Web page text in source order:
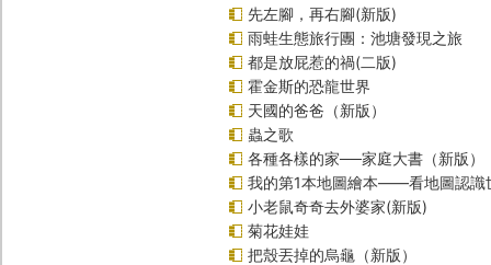
先左腳，再右腳(新版)
雨蛙生態旅行團：池塘發現之旅
都是放屁惹的禍(二版)
霍金斯的恐龍世界
天國的爸爸（新版）
蟲之歌
各種各樣的家──家庭大書（新版）
我的第1本地圖繪本――看地圖認識
小老鼠奇奇去外婆家(新版)
菊花娃娃
把殼丟掉的烏龜（新版）